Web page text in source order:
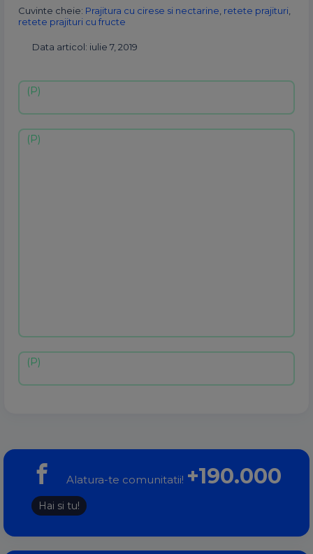
Cuvinte cheie: Prajitura cu cirese si nectarine retete prajituri
retete prajituri cu fructe
Data articol: iulie 7, 2019
Alatura-te comunitatii! +190.000
Hai si tu!